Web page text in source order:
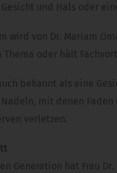
und Hals oder
wird von Dr. Mariam
oder hält
bekannt als eine
mit denen
verletzen.
Generation hat Frau